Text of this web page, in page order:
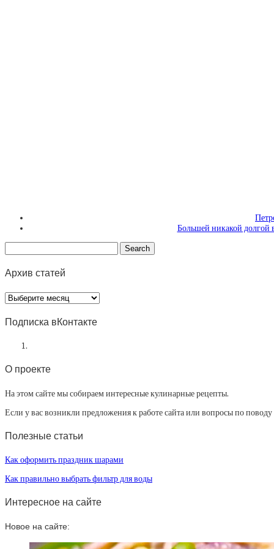
Большей никакой долгой
Архив статей
Архив
статей
Подписка вКонтакте
О проекте
На этом сайте мы собираем интересные кулинарные рецепты.
Если у вас возникли предложения к работе сайта или вопросы по
Полезные статьи
Как оформить праздник шарами
Как правильно выбрать фильтр для воды
Интересное на сайте
Новое на сайте: